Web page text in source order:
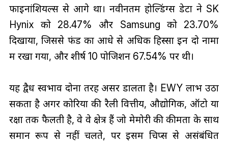
फाइनांशियल्स से आगे था। नवीनतम होल्डिंग्स डेटा ने SK
Hynix को 28.47% और Samsung को 23.70%
दिखाया, जिससे फंड का आधे से अधिक हिस्सा इन दो नामों
में रखा गया, और शीर्ष 10 पोजिशन 67.54% पर थी।
यह द्वैध स्वभाव दोनों तरह असर डालता है। EWY लाभ उठा
सकता है अगर कोरिया की रैली वित्तीय, औद्योगिक, ऑटो या
रक्षा तक फैलती है, वे वे क्षेत्र हैं जो मेमोरी की कीमतों के साथ
समान रूप से नहीं चलते, पर इसमें चिप्स से असंबंधित